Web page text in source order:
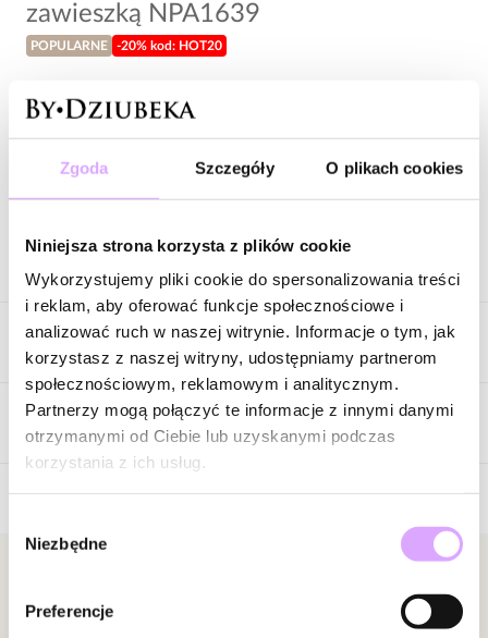
Zgoda Szczegóły O plikach cookies
Niniejsza strona korzysta z plików cookie
Wykorzystujemy pliki cookie do spersonalizowania treści
i reklam, aby oferować funkcje społecznościowe i
analizować ruch w naszej witrynie. Informacje o tym, jak
korzystasz z naszej witryny, udostępniamy partnerom
społecznościowym, reklamowym i analitycznym.
Partnerzy mogą połączyć te informacje z innymi danymi
otrzymanymi od Ciebie lub uzyskanymi podczas
korzystania z ich usług.
zgody
Niezbędne
Preferencje
zawieszką NPA1639
POPULARNE -20% kod: HOT20
118,00 zł
Opis produktu
Pełen wakacyjnej lekkości i koloru. Ten naszyjnik przyciąga uwagę
energetycznym połączeniem turkusowych koralików, akcentów z
muszli oraz złotych detali, które razem tworzą kompozycję
inspirowaną letnim niebem, morską wodą i słonecznymi dniami.
Centralnym elementem jest dekoracyjna zawieszka z motywem
kwiatu, dodająca całości kobiecego i romantycznego charakteru.
Intensywny błękit wnosi do stylizacji świeżość i pozytywną
energię, a złote wykończenie pięknie podkreśla jego wyrazistość.
Delikatne koraliki sprawiają, że naszyjnik prezentuje się lekko i
trudno przeoczyć.
Cechy produktu
Turkusowy
Kolor metalu złoty
Opinie
Jeszcze nikt nie ocenił tego produktu.
produkcie!
Bądź na bieżąco z nowościami i promocjami!